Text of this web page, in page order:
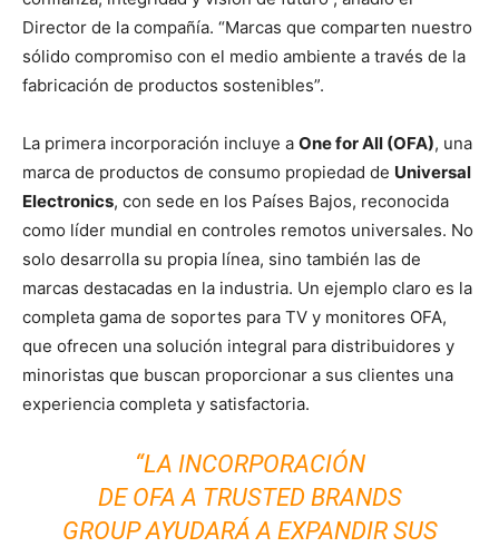
Director de la compañía. “Marcas que comparten nuestro
sólido compromiso con el medio ambiente a través de la
fabricación de productos sostenibles”.
La primera incorporación incluye a One for All (OFA), una
marca de productos de consumo propiedad de Universal
Electronics, con sede en los Países Bajos, reconocida
como líder mundial en controles remotos universales. No
solo desarrolla su propia línea, sino también las de
marcas destacadas en la industria. Un ejemplo claro es la
completa gama de soportes para TV y monitores OFA,
que ofrecen una solución integral para distribuidores y
minoristas que buscan proporcionar a sus clientes una
experiencia completa y satisfactoria.
“LA INCORPORACIÓN
DE OFA A TRUSTED BRANDS
GROUP AYUDARÁ A EXPANDIR SUS